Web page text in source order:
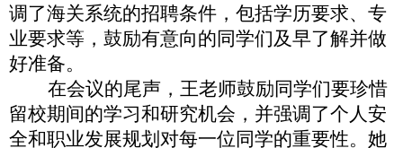
调了海关系统的招聘条件，包括学历要求、专
业要求等，鼓励有意向的同学们及早了解并做
好准备。
在会议的尾声，王老师鼓励同学们要珍惜
留校期间的学习和研究机会，并强调了个人安
全和职业发展规划对每一位同学的重要性。她